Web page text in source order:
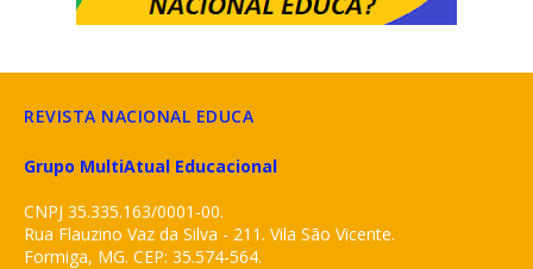
REVISTA NACIONAL EDUCA
Grupo MultiAtual Educacional
CNPJ 35.335.163/0001-00.
Rua Flauzino Vaz da Silva - 211. Vila São Vicente.
Formiga, MG. CEP: 35.574-564.